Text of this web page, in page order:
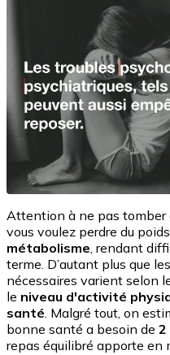
Attention à ne pas tomber
vous voulez perdre du
métabolisme, rendant
terme. D’autant plus que
nécessaires varient selon
le niveau d'activité
santé. Malgré tout, on
bonne santé a besoin de 2
repas équilibré apporte en